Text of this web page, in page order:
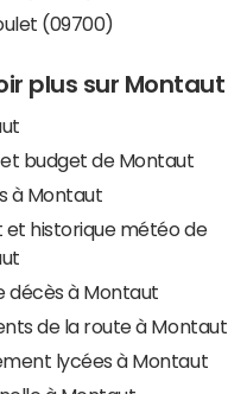
(09700)
plus sur Montaut
budget de Montaut
Impôts à Montaut
et historique météo de
décès à Montaut
de la route à Montaut
lycées à Montaut